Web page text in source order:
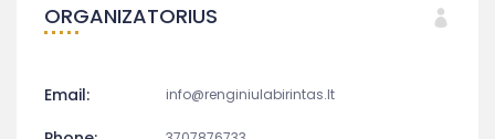
ORGANIZATORIUS
Email: info@renginiulabirintas.lt